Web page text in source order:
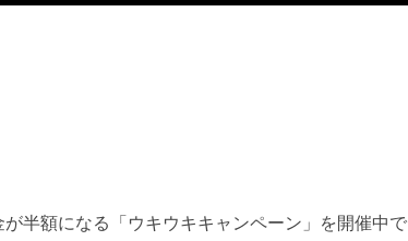
半額になる「ウキウキキャンペーン」を開催中で